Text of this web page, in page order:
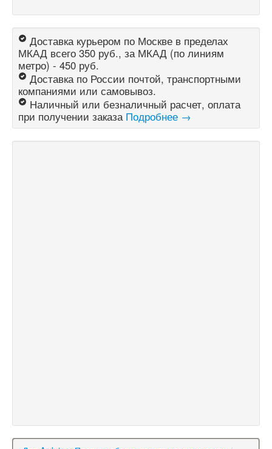
Доставка курьером по Москве в пределах
МКАД всего 350 руб., за МКАД (по линиям
метро) - 450 руб.
Доставка по России почтой, транспортными
компаниями или самовывоз.
Наличный или безналичный расчет, оплата
при получении заказа Подробнее →